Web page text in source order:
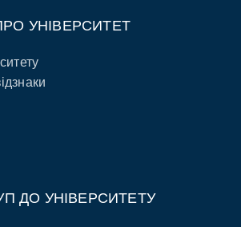
УНІВЕРСИТЕТ
ДО УНІВЕРСИТЕТУ